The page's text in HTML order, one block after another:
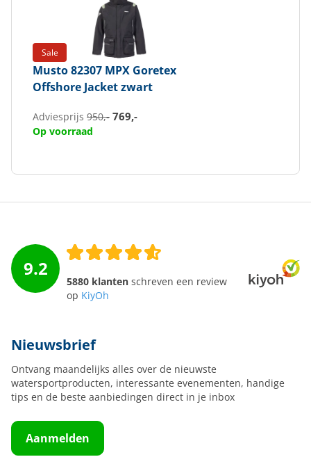
Sale
Musto82307 MPX Goretex
Offshore Jacket zwart
Adviesprijs 950,- 769,-
Op voorraad
9.2
5880 klanten schreven een review
op KiyOh
Nieuwsbrief
Ontvang maandelijks alles over de nieuwste
watersportproducten, interessante evenementen, handige
tips en de beste aanbiedingen direct in je inbox
Aanmelden